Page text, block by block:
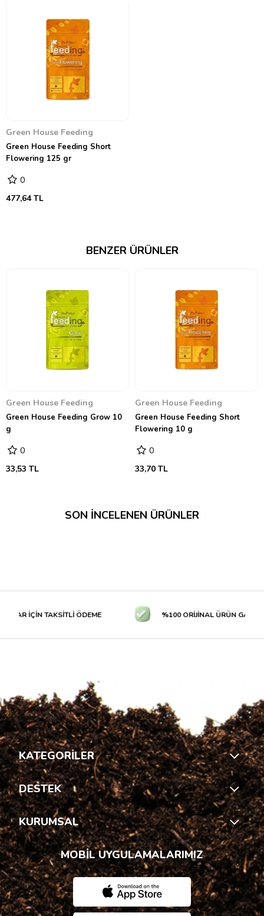
Green House Feeding
Green House Feeding Short
Flowering 125 gr
0
477,64 TL
BENZER ÜRÜNLER
Green House Feeding
Green House Feeding Grow 10
g
0
33,53 TL
Green House Feeding
Green House Feeding Short
Flowering 10 g
0
33,70 TL
SON İNCELENEN ÜRÜNLER
İÇİN TAKSİTLİ ÖDEME %100 ORİJİNAL ÜRÜN
KATEGORİLER
DESTEK
KURUMSAL
MOBİL UYGULAMALARIMIZ